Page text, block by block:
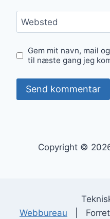
Websted
Gem mit navn, mail
til næste gang jeg
Copyright ©
Webbureau |